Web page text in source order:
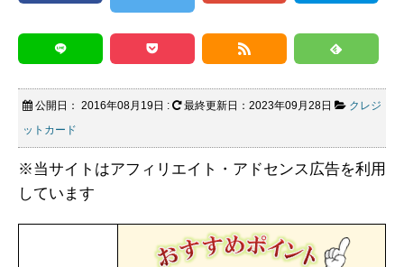
公開日： 2016年08月19日 : 最終更新日：2023年09月28日
クレジ
ットカード
※当サイトはアフィリエイト・アドセンス広告を利用
しています